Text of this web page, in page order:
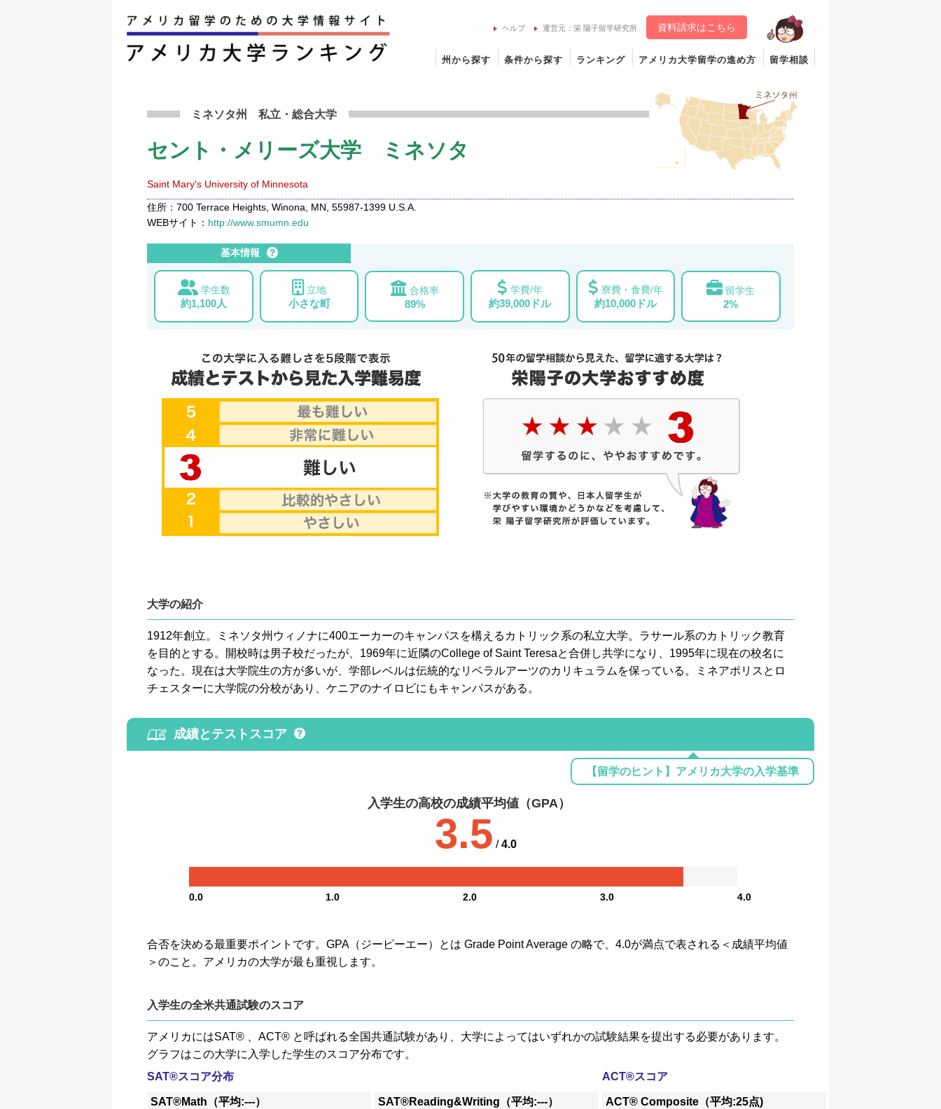
ヘルプ 運営元：栄 陽子留学研究所 資料請求はこちら
州から探す 条件から探す ランキング アメリカ大学留学の進め方 留学相談
ミネソタ州私立 ・総合大学
セント・メリーズ大学 ミネソタ
Saint Mary's University of Minnesota
住所：700 Terrace Heights, Winona, MN, 55987-1399 U.S.A.
WEBサイト： http://www.smumn.edu
基本情報
学生数
約1,100人
立地
小さな町
合格率
89%
学費/年
約39,000ドル
寮費・食費/年
約10,000ドル
留学生
2%
大学の紹介
1912年創立。ミネソタ州ウィノナに400エーカーのキャンパスを構えるカトリック系の私立大学。ラサール系のカトリック教育
を目的とする。開校時は男子校だったが、1969年に近隣のCollege of Saint Teresaと合併し共学になり、1995年に現在の校名に
なった。現在は大学院生の方が多いが、学部レベルは伝統的なリベラルアーツのカリキュラムを保っている。ミネアポリスとロ
チェスターに大学院の分校があり、ケニアのナイロビにもキャンパスがある。
成績とテストスコア
【留学のヒント】アメリカ大学の入学基準
入学生の高校の成績平均値（GPA）
3.5 /4.0
0.0 1.0 2.0 3.0 4.0
合否を決める最重要ポイントです。GPA（ジーピーエー）とは Grade Point Average の略で、4.0が満点で表される＜成績平均値
＞のこと。アメリカの大学が最も重視します。
入学生の全米共通試験のスコア
アメリカにはSAT® 、ACT® と呼ばれる全国共通試験があり、大学によってはいずれかの試験結果を提出する必要があります。
グラフはこの大学に入学した学生のスコア分布です。
SAT®スコア分布
SAT®Math（平均:---） SAT®Reading&Writing（平均:---）
ACT®スコア
ACT® Composite（平均:25点)